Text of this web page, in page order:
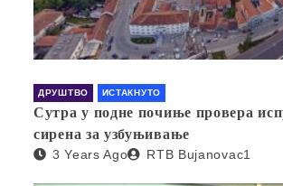
ДРУШТВО ИСТАКНУТО
Сутра у подне почиње провера
сирена за узбуњивање
3 Years Ago RTB Bujanovac1